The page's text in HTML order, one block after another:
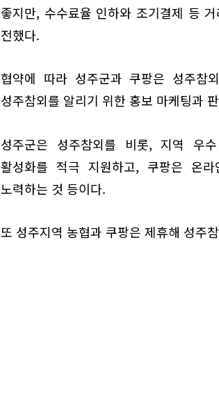
좋지만, 수수료율 인하와 조기결제 등
전했다.
협약에 따라 성주군과 쿠팡은 성주참
성주참외를 알리기 위한 홍보 마케팅과
성주군은 성주참외를 비롯, 지역 우
활성화를 적극 지원하고, 쿠팡은 온
노력하는 것 등이다.
또 성주지역 농협과 쿠팡은 제휴해 성주